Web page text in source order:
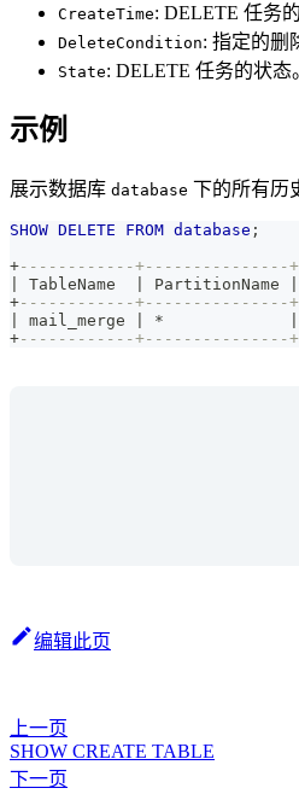
CreateTime: DELETE 任务
DeleteCondition: 指定的删
State: DELETE 任务的状态
示例
展示数据库 database 下的所有历
SHOW DELETE FROM database ;
+------------+---------------
TableName PartitionName
+------------+---------------
mail_merge *
+------------+---------------
编辑此页
上一页
SHOW CREATE TABLE
下一页